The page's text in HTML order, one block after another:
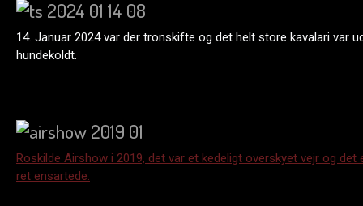
14. Januar 2024 var der tronskifte og det helt store kavalari var
hundekoldt.
Roskilde Airshow i 2019, det var et kedeligt overskyet vejr og
ret ensartede.